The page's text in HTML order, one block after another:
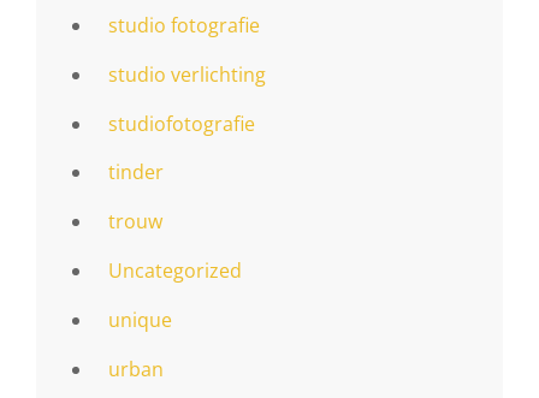
studio fotografie
studio verlichting
studiofotografie
tinder
trouw
Uncategorized
unique
urban